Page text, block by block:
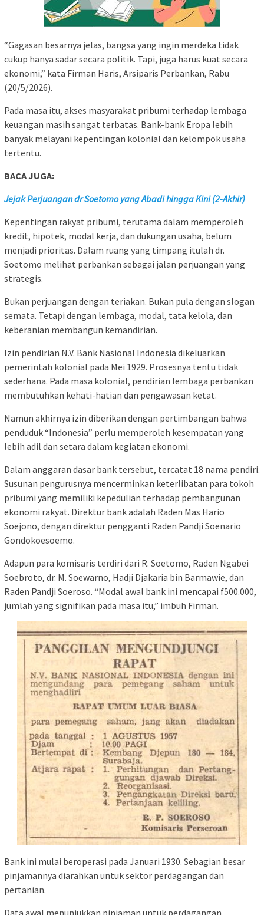
“Gagasan besarnya jelas, bangsa yang ingin merdeka tidak
cukup hanya sadar secara politik. Tapi, juga harus kuat secara
ekonomi,” kata Firman Haris, Arsiparis Perbankan, Rabu
(20/5/2026).
Pada masa itu, akses masyarakat pribumi terhadap lembaga
keuangan masih sangat terbatas. Bank-bank Eropa lebih
banyak melayani kepentingan kolonial dan kelompok usaha
tertentu.
BACA JUGA:
Jejak Perjuangan dr Soetomo yang Abadi hingga Kini (2-Akhir)
Kepentingan rakyat pribumi, terutama dalam memperoleh
kredit, hipotek, modal kerja, dan dukungan usaha, belum
menjadi prioritas. Dalam ruang yang timpang itulah dr.
Soetomo melihat perbankan sebagai jalan perjuangan yang
strategis.
Bukan perjuangan dengan teriakan. Bukan pula dengan slogan
semata. Tetapi dengan lembaga, modal, tata kelola, dan
keberanian membangun kemandirian.
Izin pendirian N.V. Bank Nasional Indonesia dikeluarkan
pemerintah kolonial pada Mei 1929. Prosesnya tentu tidak
sederhana. Pada masa kolonial, pendirian lembaga perbankan
membutuhkan kehati-hatian dan pengawasan ketat.
Namun akhirnya izin diberikan dengan pertimbangan bahwa
penduduk “Indonesia” perlu memperoleh kesempatan yang
lebih adil dan setara dalam kegiatan ekonomi.
Dalam anggaran dasar bank tersebut, tercatat 18 nama pendiri.
Susunan pengurusnya mencerminkan keterlibatan para tokoh
pribumi yang memiliki kepedulian terhadap pembangunan
ekonomi rakyat. Direktur bank adalah Raden Mas Hario
Soejono, dengan direktur pengganti Raden Pandji Soenario
Gondokoesoemo.
Adapun para komisaris terdiri dari R. Soetomo, Raden Ngabei
Soebroto, dr. M. Soewarno, Hadji Djakaria bin Barmawie, dan
Raden Pandji Soeroso. “Modal awal bank ini mencapai f500.000,
jumlah yang signifikan pada masa itu,” imbuh Firman.
Bank ini mulai beroperasi pada Januari 1930. Sebagian besar
pinjamannya diarahkan untuk sektor perdagangan dan
pertanian.
Data awal menunjukkan pinjaman untuk perdagangan